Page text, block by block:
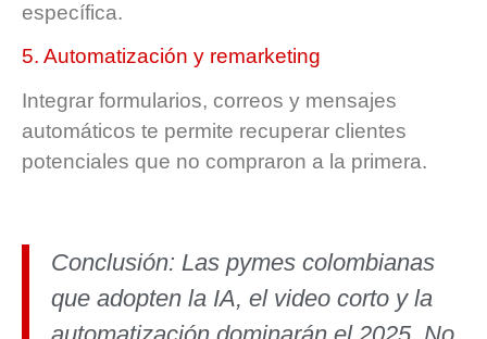
específica.
5. Automatización y remarketing
Integrar formularios, correos y mensajes
automáticos te permite recuperar clientes
potenciales que no compraron a la primera.
Conclusión: Las pymes colombianas
que adopten la IA, el video corto y la